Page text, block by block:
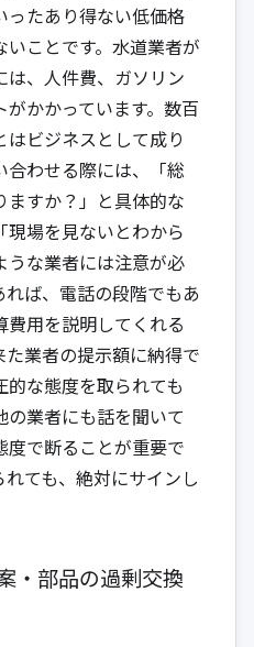
ったあり得ない低価格
ことです。水道業者が
、人件費、ガソリン
かかっています。数百
ビジネスとして成り
合わせる際には、「総
すか？」と具体的な
場を見ないとわから
うな業者には注意が必
ば、電話の段階でもあ
費用を説明してくれる
業者の提示額に納得で
な態度を取られても
の業者にも話を聞いて
度で断ることが重要で
ても、絶対にサインし
・部品の過剰交換